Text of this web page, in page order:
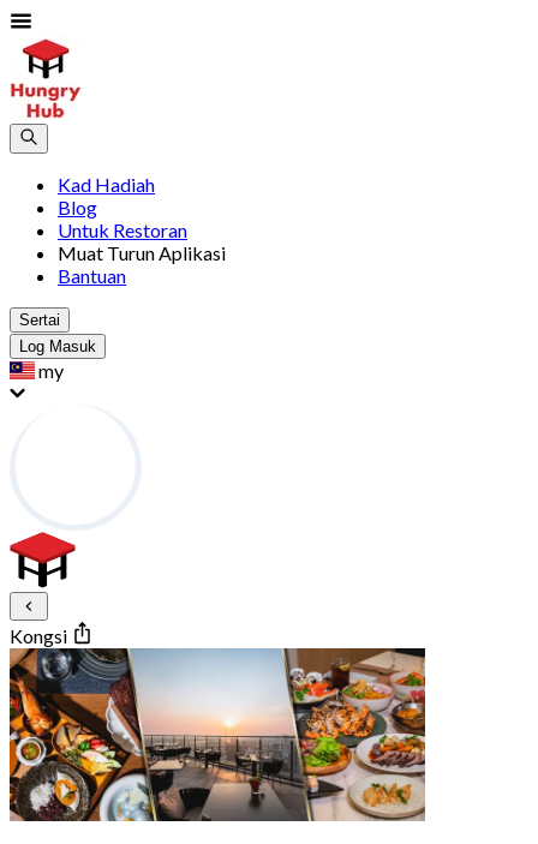
Kad Hadiah
Blog
Untuk Restoran
Muat Turun Aplikasi
Bantuan
Sertai
Log Masuk
my
Kongsi